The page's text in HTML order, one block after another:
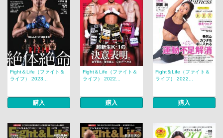
Fight＆Life（ファイト＆
ライフ） 2023...
購入
Fight＆Life（ファイト＆
ライフ） 2022...
購入
Fight＆Life（ファイト＆
ライフ） 2022...
購入